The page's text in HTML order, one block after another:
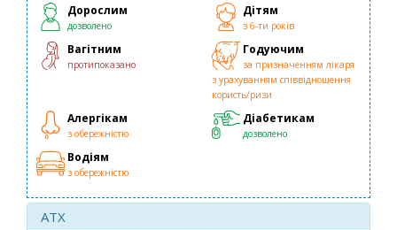
Дорослим
дозволено
Дітям
з 6-ти років
Вагітним
протипоказано
Годуючим
за призначенням лікаря
з урахуванням співвідношення
користь/ризи
Алергікам
з обережністю
Діабетикам
дозволено
Водіям
з обережністю
ATX